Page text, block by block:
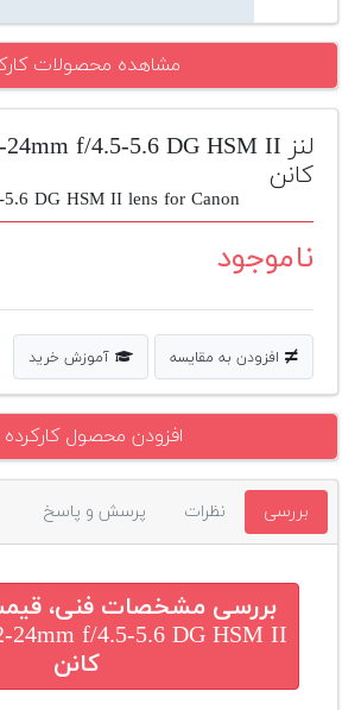
پلاس
افزودن
محصول
دست
دوم
لیست
بله
مشاهده محصولات
کانن
DG HSM II lens for Canon
ناموجود
افزودن به مقایسه آموزش خرید
افزودن محصول
بررسی نظرات پرسش و پاسخ
بررسی مشخصات فنی،
کانن